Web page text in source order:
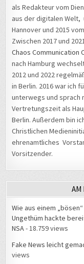
als Redakteur vom
aus der digitalen Welt,
Hannover und 2015
Zwischen 2017 und
Chaos Communication
nach Hamburg
2012 und 2022
in Berlin. 2016 war ich
unterwegs und sprach
Vertretungszeit als
Berlin. Außerdem bin
Christlichen
ehrenamtliches
Vorsitzender.
AM
Wie aus einem
Ungethüm hackte
NSA- 18.759 views
Fake News leicht
views